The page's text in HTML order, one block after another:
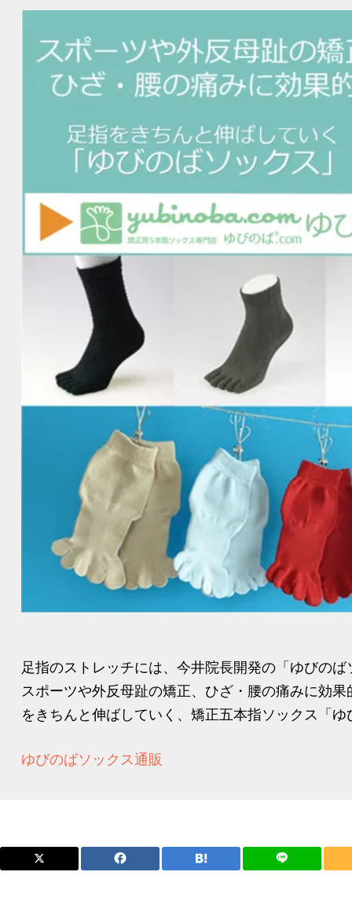
足指のストレッチには、今井院長開発の「ゆびの
スポーツや外反母趾の矯正、ひざ・腰の痛みに効
をきちんと伸ばしていく、矯正五本指ソックス「
ゆびのばソックス通販